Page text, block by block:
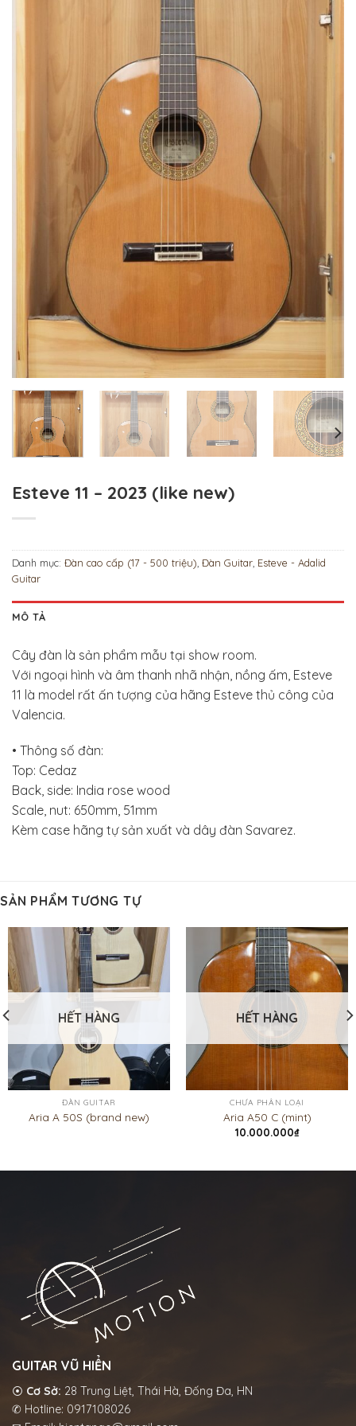
Esteve 11 – 2023 (like new)
Danh mục: Đàn cao cấp (17 - 500 triệu) Đàn Guitar Esteve - Adalid
Guitar
MÔ TẢ
Cây đàn là sản phẩm mẫu tại show room.
Với ngoại hình và âm thanh nhã nhận, nồng ấm, Esteve
11 là model rất ấn tượng của hãng Esteve thủ công của
Valencia.
• Thông số đàn:
Top: Cedaz
Back, side: India rose wood
Scale, nut: 650mm, 51mm
Kèm case hãng tự sản xuất và dây đàn Savarez.
SẢN PHẨM TƯƠNG TỰ
HẾT HÀNG
ĐÀN GUITAR
Aria A 50S (brand new)
HẾT HÀNG
CHƯA PHÂN LOẠI
Aria A50 C (mint)
10.000.000₫
GUITAR VŨ HIỂN
⦿ Cơ Sở: 28 Trung Liệt, Thái Hà, Đống Đa, HN
✆ Hotline: 0917108026